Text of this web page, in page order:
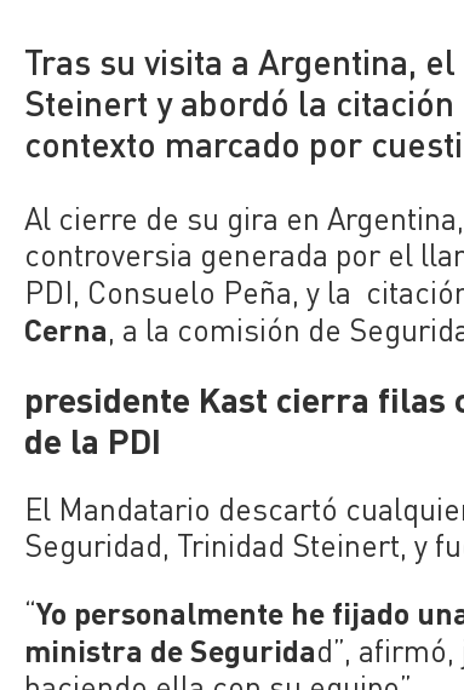
Tras su visita a Argentina,
Steinert y abordó la
contexto marcado por
Al cierre de su gira en
controversia generada por el
PDI, Consuelo Peña, y la
Cerna, a la comisión de
presidente Kast cierra filas
de la PDI
El Mandatario descartó
Seguridad, Trinidad Steinert, y
“Yo personalmente he fijado
ministra de Seguridad”,